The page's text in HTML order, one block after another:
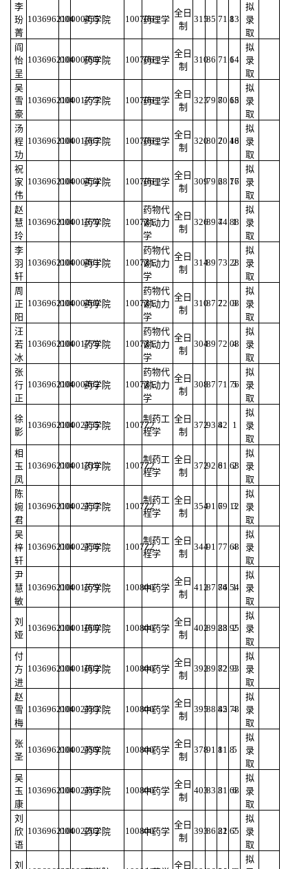
李
玢
菁
103696210000455
004 药学院 100706药理学
全日
制
31585 71.813
拟
录
取
阎
怡
呈
103696210000998
004 药学院 100706药理学
全日
制
31086 71.614
拟
录
取
吴
雪
豪
103696210001777
004 药学院 100706药理学
全日
制
32379.870.68
15
拟
录
取
汤
程
功
103696210001567
004 药学院 100706药理学
全日
制
32080.270.48
16
拟
录
取
祝
家
伟
103696210000454
004 药学院 100706药理学
全日
制
30979.268.76
17
拟
录
取
赵
慧
玲
103696210001570
004 药学院 1007Z1
药物代
谢动力
学
全日
制
32689.474.88
1
拟
录
取
李
羽
轩
103696210000461
004 药学院 1007Z1
药物代
谢动力
学
全日
制
31489 73.28
2
拟
录
取
周
正
阳
103696210000460
004 药学院 1007Z1
药物代
谢动力
学
全日
制
31087.272.08
3
拟
录
取
汪
若
冰
103696210001778
004 药学院 1007Z1
药物代
谢动力
学
全日
制
30489 72.08
4
拟
录
取
张
行
正
103696210000462
004 药学院 1007Z1
药物代
谢动力
学
全日
制
30887 71.76
5
拟
录
取
徐
影
103696210002155
004 药学院 1007Z2
制药工
程学
全日
制
37293.482 1
拟
录
取
相
玉
凤
103696210001318
004 药学院 1007Z2
制药工
程学
全日
制
37292.681.68
2
拟
录
取
陈
婉
君
103696210002157
004 药学院 1007Z2
制药工
程学
全日
制
35491.679.12
3
拟
录
取
吴
梓
轩
103696210002156
004 药学院 1007Z2
制药工
程学
全日
制
34491 77.68
4
拟
录
取
尹
慧
敏
103696210001579
004 药学院 100800中药学
全日
制
41287.7684.54
1
拟
录
取
刘
娅
103696210001000
004 药学院 100800中药学
全日
制
40289.2883.95
2
拟
录
取
付
方
进
103696210001002
004 药学院 100800中药学
全日
制
39289.7282.93
3
拟
录
取
赵
雪
梅
103696210002183
004 药学院 100800中药学
全日
制
39588.4582.78
4
拟
录
取
张
圣
103696210002199
004 药学院 100800中药学
全日
制
37891.181.85
拟
录
取
吴
玉
康
103696210002167
004 药学院 100800中药学
全日
制
40383.381.68
6
拟
录
取
刘
欣
语
103696210002202
004 药学院 100800中药学
全日
制
39386.2281.65
7
拟
录
取
刘
全日
拟